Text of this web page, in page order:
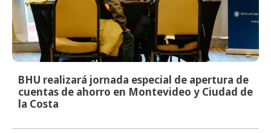
BHU realizará jornada especial de apertura de
cuentas de ahorro en Montevideo y Ciudad de
la Costa